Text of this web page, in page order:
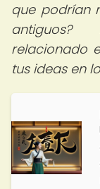
que podrían
antiguos?
relacionado
tus ideas en